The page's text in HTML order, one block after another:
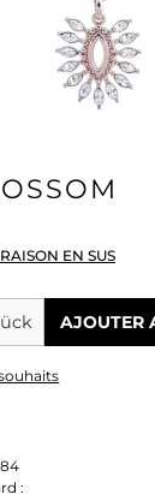
EN SUS
:
AJOUTER
: